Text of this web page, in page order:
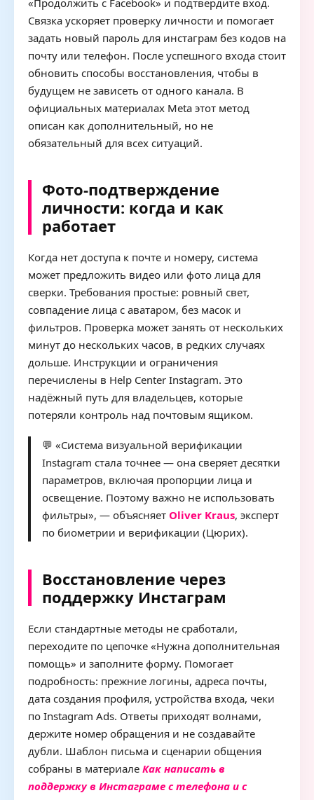
«Продолжить с Facebook» и подтвердите вход.
Связка ускоряет проверку личности и помогает
задать новый пароль для инстаграм без кодов на
почту или телефон. После успешного входа стоит
обновить способы восстановления, чтобы в
будущем не зависеть от одного канала. В
официальных материалах Meta этот метод
описан как дополнительный, но не
обязательный для всех ситуаций.
Фото-подтверждение
личности: когда и как
работает
Когда нет доступа к почте и номеру, система
может предложить видео или фото лица для
сверки. Требования простые: ровный свет,
совпадение лица с аватаром, без масок и
фильтров. Проверка может занять от нескольких
минут до нескольких часов, в редких случаях
дольше. Инструкции и ограничения
перечислены в Help Center Instagram. Это
надёжный путь для владельцев, которые
потеряли контроль над почтовым ящиком.
💬 «Система визуальной верификации
Instagram стала точнее — она сверяет десятки
параметров, включая пропорции лица и
освещение. Поэтому важно не использовать
фильтры», — объясняет Oliver Kraus, эксперт
по биометрии и верификации (Цюрих).
Восстановление через
поддержку Инстаграм
Если стандартные методы не сработали,
переходите по цепочке «Нужна дополнительная
помощь» и заполните форму. Помогает
подробность: прежние логины, адреса почты,
дата создания профиля, устройства входа, чеки
по Instagram Ads. Ответы приходят волнами,
держите номер обращения и не создавайте
дубли. Шаблон письма и сценарии общения
собраны в материале Как написать в
поддержку в Инстаграме с телефона и с